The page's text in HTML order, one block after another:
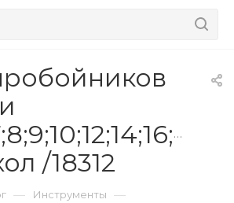
/18312
— Инструменты —